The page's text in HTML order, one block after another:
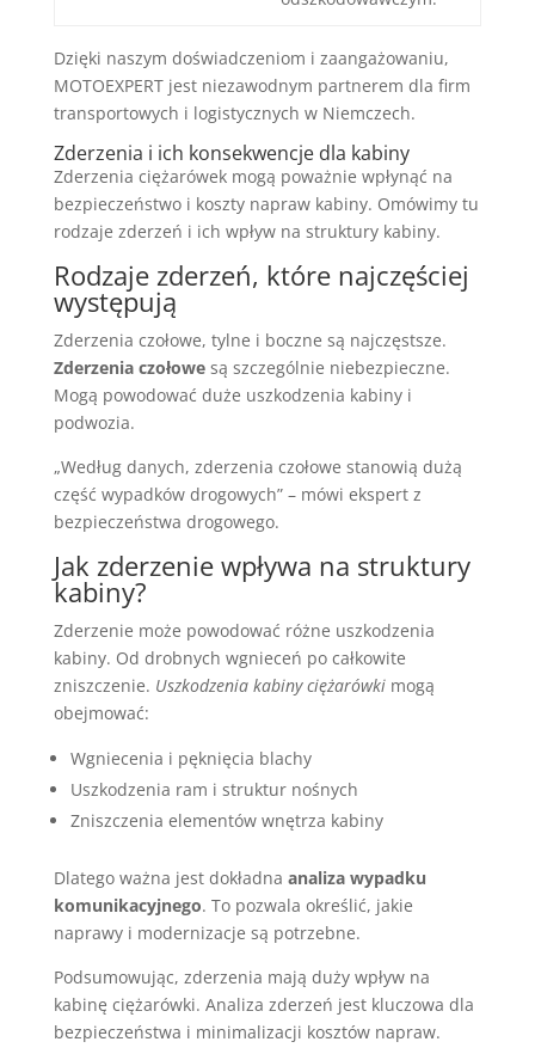
Dzięki naszym doświadczeniom i zaangażowaniu,
MOTOEXPERT jest niezawodnym partnerem dla firm
transportowych i logistycznych w Niemczech.
Zderzenia i ich konsekwencje dla kabiny
Zderzenia ciężarówek mogą poważnie wpłynąć na
bezpieczeństwo i koszty napraw kabiny. Omówimy tu
rodzaje zderzeń i ich wpływ na struktury kabiny.
Rodzaje zderzeń, które najczęściej
występują
Zderzenia czołowe, tylne i boczne są najczęstsze.
Zderzenia czołowesą szczególnie niebezpieczne.
Mogą powodować duże uszkodzenia kabiny i
podwozia.
„Według danych, zderzenia czołowe stanowią dużą
część wypadków drogowych” – mówi ekspert z
bezpieczeństwa drogowego.
Jak zderzenie wpływa na struktury
kabiny?
Zderzenie może powodować różne uszkodzenia
kabiny. Od drobnych wgnieceń po całkowite
zniszczenie. Uszkodzenia kabiny ciężarówkimogą
obejmować:
Wgniecenia i pęknięcia blachy
Uszkodzenia ram i struktur nośnych
Zniszczenia elementów wnętrza kabiny
Dlatego ważna jest dokładna analiza wypadku
komunikacyjnego. To pozwala określić, jakie
naprawy i modernizacje są potrzebne.
Podsumowując, zderzenia mają duży wpływ na
kabinę ciężarówki. Analiza zderzeń jest kluczowa dla
bezpieczeństwa i minimalizacji kosztów napraw.